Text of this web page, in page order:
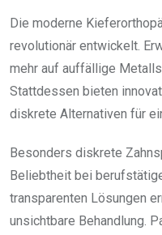
Die moderne
revolutionär entwickelt.
mehr auf auffällige
Stattdessen bieten
diskrete Alternativen für
Besonders diskrete
Beliebtheit bei
transparenten Lösungen
unsichtbare Behandlung.